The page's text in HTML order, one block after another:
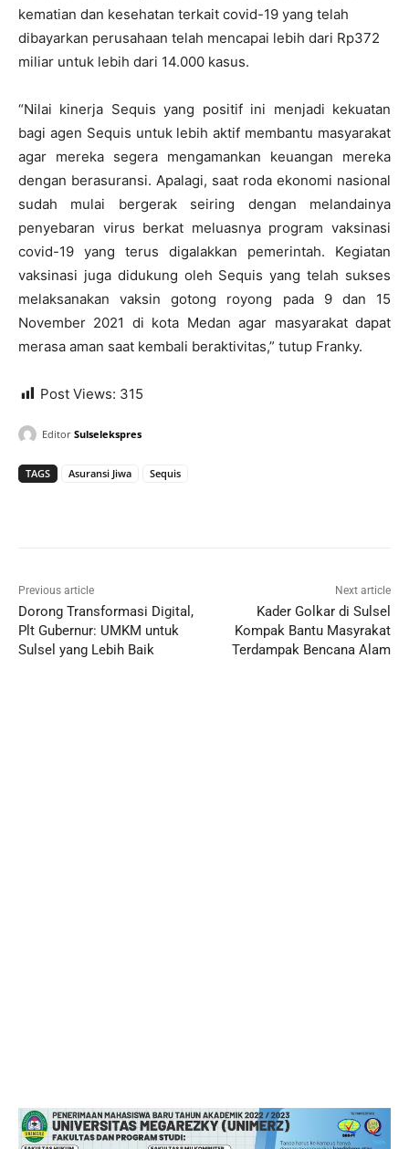
kematian dan kesehatan terkait covid-19 yang telah
dibayarkan perusahaan telah mencapai lebih dari Rp372
miliar untuk lebih dari 14.000 kasus.
“Nilai kinerja Sequis yang positif ini menjadi kekuatan
bagi agen Sequis untuk lebih aktif membantu masyarakat
agar mereka segera mengamankan keuangan mereka
dengan berasuransi. Apalagi, saat roda ekonomi nasional
sudah mulai bergerak seiring dengan melandainya
penyebaran virus berkat meluasnya program vaksinasi
covid-19 yang terus digalakkan pemerintah. Kegiatan
vaksinasi juga didukung oleh Sequis yang telah sukses
melaksanakan vaksin gotong royong pada 9 dan 15
November 2021 di kota Medan agar masyarakat dapat
merasa aman saat kembali beraktivitas,” tutup Franky.
Post Views: 315
Editor Sulselekspres
TAGS Asuransi Jiwa Sequis
Previous article
Dorong Transformasi Digital,
Plt Gubernur: UMKM untuk
Sulsel yang Lebih Baik
Next article
Kader Golkar di Sulsel
Kompak Bantu Masyrakat
Terdampak Bencana Alam